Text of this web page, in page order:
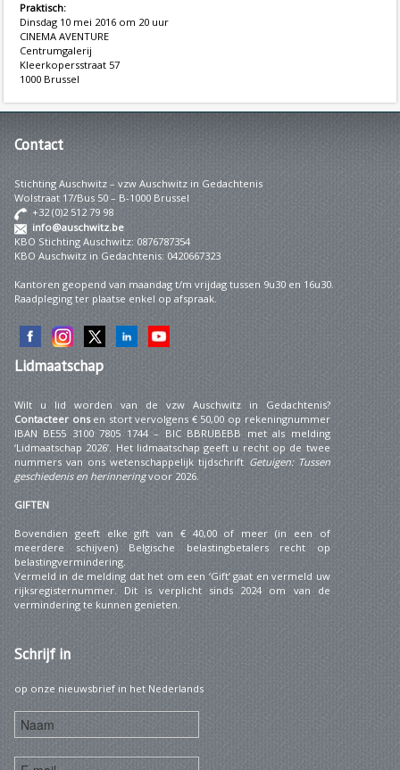
Praktisch:
Dinsdag 10 mei 2016 om 20 uur
CINEMA AVENTURE
Centrumgalerij
Kleerkopersstraat 57
1000 Brussel
Contact
Stichting Auschwitz – vzw Auschwitz in Gedachtenis
Wolstraat 17/Bus 50 – B-1000 Brussel
+32 (0)2 512 79 98
info@auschwitz.be
KBO Stichting Auschwitz: 0876787354
KBO Auschwitz in Gedachtenis: 0420667323
Kantoren geopend van maandag t/m vrijdag tussen 9u30 en 16u30.
Raadpleging ter plaatse enkel op afspraak.
Lidmaatschap
Wilt u lid worden van de vzw Auschwitz in Gedachtenis?
Contacteer onsen stort vervolgens € 50,00 op rekeningnummer
IBAN BE55 3100 7805 1744 – BIC BBRUBEBB met als melding
‘Lidmaatschap 2026’. Het lidmaatschap geeft u recht op de twee
nummers van ons wetenschappelijk tijdschrift Getuigen: Tussen
geschiedenis en herinneringvoor 2026.
GIFTEN
Bovendien geeft elke gift van € 40,00 of meer (in een of
meerdere schijven) Belgische belastingbetalers recht op
belastingvermindering.
Vermeld in de melding dat het om een ‘Gift’ gaat en vermeld uw
rijksregisternummer. Dit is verplicht sinds 2024 om van de
vermindering te kunnen genieten.
Schrijfin
op onze nieuwsbrief in het Nederlands